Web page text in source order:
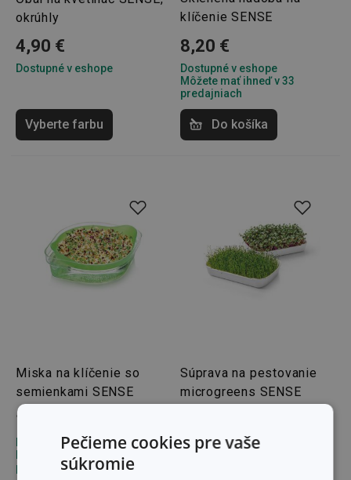
okrúhly
4,90 €
Dostupné v eshope
Vyberte farbu
klíčenie SENSE
8,20 €
Dostupné v eshope
Môžete mať ihneď v 33
predajniach
Do košíka
Miska na klíčenie so
semienkami SENSE
14,50 €
Dostupné v eshope
Môžete mať ihneď v 30
predajniach
Súprava na pestovanie
microgreens SENSE
Dostupné v eshope
Môžete mať ihneď v 33
Pečieme cookies pre vaše
súkromie